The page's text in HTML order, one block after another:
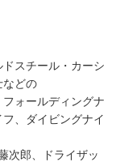
ドスチール・カーシ
などの
ォールディングナ
、ダイビングナイ
次郎、ドライザッ